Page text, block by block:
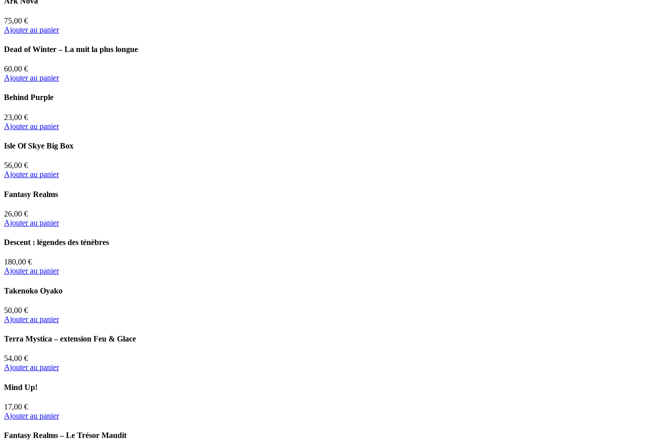
75,00 €
Ajouter au panier
Dead of Winter – La nuit la plus longue
60,00 €
Ajouter au panier
Behind Purple
23,00 €
Ajouter au panier
Isle Of Skye Big Box
56,00 €
Ajouter au panier
Fantasy Realms
26,00 €
Ajouter au panier
Descent : légendes des ténèbres
180,00 €
Ajouter au panier
Takenoko Oyako
50,00 €
Ajouter au panier
Terra Mystica – extension Feu & Glace
54,00 €
Ajouter au panier
Mind Up!
17,00 €
Ajouter au panier
Fantasy Realms – Le Trésor Maudit